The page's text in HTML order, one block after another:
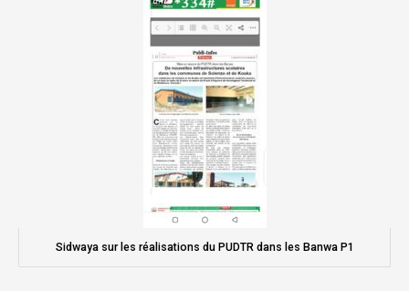
Sidwaya sur les réalisations du PUDTR dans les Banwa P1